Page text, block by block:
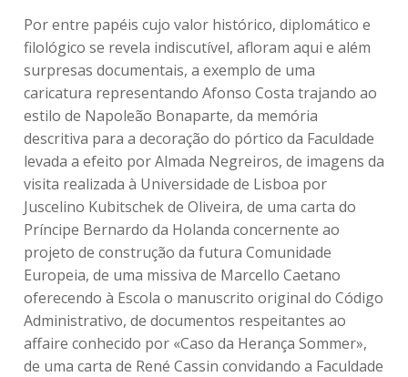
Por entre papéis cujo valor histórico, diplomático e
filológico se revela indiscutível, afloram aqui e além
surpresas documentais, a exemplo de uma
caricatura representando Afonso Costa trajando ao
estilo de Napoleão Bonaparte, da memória
descritiva para a decoração do pórtico da Faculdade
levada a efeito por Almada Negreiros, de imagens da
visita realizada à Universidade de Lisboa por
Juscelino Kubitschek de Oliveira, de uma carta do
Príncipe Bernardo da Holanda concernente ao
projeto de construção da futura Comunidade
Europeia, de uma missiva de Marcello Caetano
oferecendo à Escola o manuscrito original do Código
Administrativo, de documentos respeitantes ao
affaire conhecido por «Caso da Herança Sommer»,
de uma carta de René Cassin convidando a Faculdade